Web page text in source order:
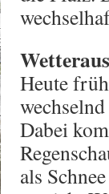
Heute
Dabei
als